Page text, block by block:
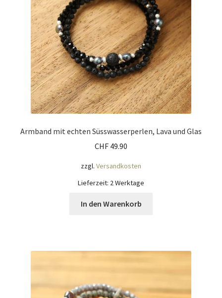
Armband mit echten Süsswasserperlen, Lava und Glas
CHF 49.90
zzgl. Versandkosten
Lieferzeit: 2 Werktage
In den Warenkorb